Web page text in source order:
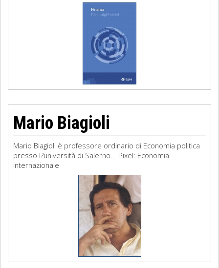
Mario Biagioli
Mario Biagioli è professore ordinario di Economia politica
presso l?università di Salerno. Pixel: Economia
internazionale